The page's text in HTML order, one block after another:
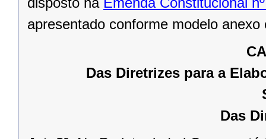
apresentado conforme modelo
Das Diretrizes para a
Das